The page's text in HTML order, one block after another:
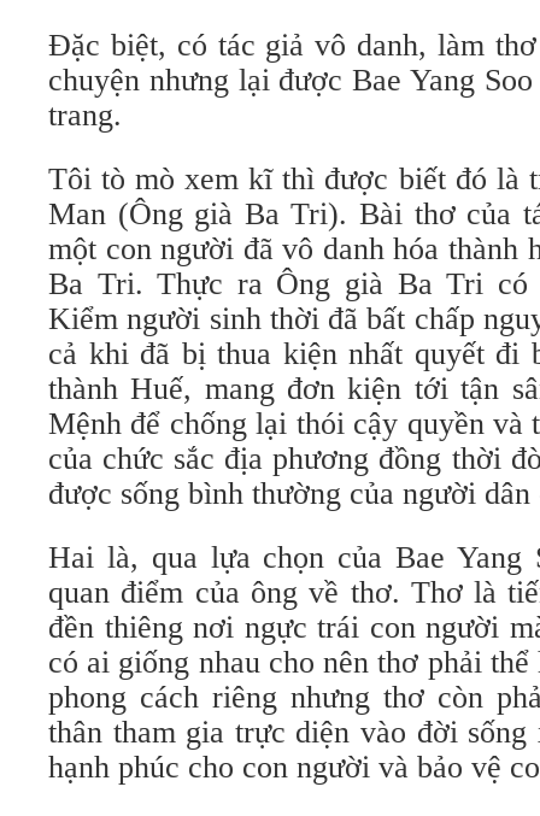
Đặc biệt, có tác giả vô danh, làm
chuyện nhưng lại được Bae Yang
trang.
Tôi tò mò xem kĩ thì được biết đó là
Man (Ông già Ba Tri). Bài thơ của
một con người đã vô danh hóa thành
Ba Tri. Thực ra Ông già Ba Tri có
Kiểm người sinh thời đã bất chấp
cả khi đã bị thua kiện nhất quyết đi
thành Huế, mang đơn kiện tới tận
Mệnh để chống lại thói cậy quyền và
của chức sắc địa phương đồng thời
được sống bình thường của người dân
Hai là, qua lựa chọn của Bae Yang
quan điểm của ông về thơ. Thơ là
đền thiêng nơi ngực trái con người
có ai giống nhau cho nên thơ phải
phong cách riêng nhưng thơ còn
thân tham gia trực diện vào đời
hạnh phúc cho con người và bảo vệ